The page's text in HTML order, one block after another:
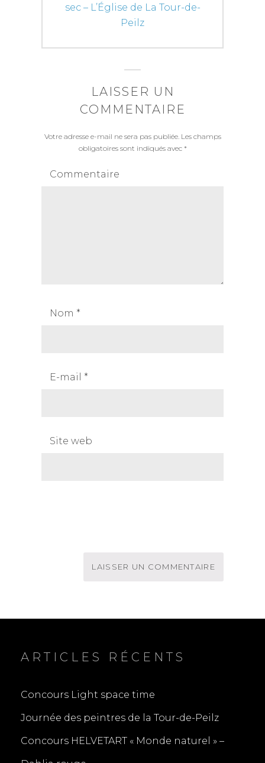
post:
sec – L’Église de La Tour-de-
Peilz
LAISSER UN
COMMENTAIRE
Votre adresse e-mail ne sera pas publiée. Les champs
obligatoires sont indiqués avec *
Commentaire
Nom *
E-mail *
Site web
ARTICLES RÉCENTS
Concours Light space time
Journée des peintres de la Tour-de-Peilz
Concours HELVETART « Monde naturel » –